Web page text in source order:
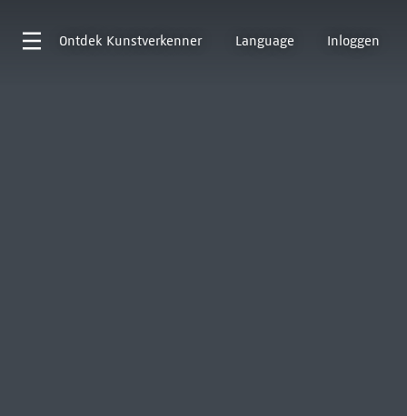
Ontdek Kunstverkenner Language Inloggen